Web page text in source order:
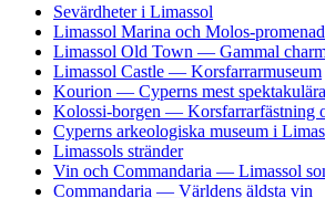
Sevärdheter i Limassol
Limassol Marina och Molos-
Limassol Old Town — Gammal
Limassol Castle — Korsfarrarmuseum
Kourion — Cyperns mest
Kolossi-borgen — Korsfarrarfästning
Cyperns arkeologiska museum i
Limassols stränder
Vin och Commandaria — Limassol
Commandaria — Världens äldsta vin